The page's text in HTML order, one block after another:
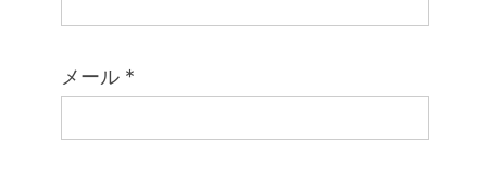
メール *